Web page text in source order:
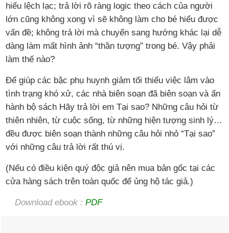
hiểu lệch lạc; trả lời rõ ràng logic theo cách của người
lớn cũng không xong vì sẽ không làm cho bé hiểu được
vấn đề; không trả lời mà chuyển sang hướng khác lại dễ
dàng làm mất hình ảnh “thần tượng” trong bé. Vậy phải
làm thế nào?
Để giúp các bậc phụ huynh giảm tối thiểu việc lâm vào
tình trạng khó xử, các nhà biên soạn đã biên soạn và ấn
hành bộ sách Hãy trả lời em Tại sao? Những câu hỏi từ
thiên nhiên, từ cuộc sống, từ những hiện tượng sinh lý…
đều được biên soạn thành những câu hỏi nhỏ “Tại sao”
với những câu trả lời rất thú vị.
(Nếu có điều kiện quý độc giả nên mua bản gốc tại các
cửa hàng sách trên toàn quốc để ủng hộ tác giả.)
Download ebook :PDF